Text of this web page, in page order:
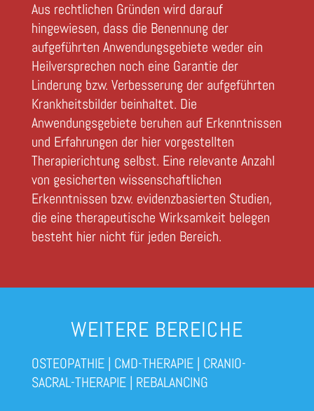
Aus rechtlichen Gründen wird darauf
hingewiesen, dass die Benennung der
aufgeführten Anwendungsgebiete weder ein
Heilversprechen noch eine Garantie der
Linderung bzw. Verbesserung der aufgeführten
Krankheitsbilder beinhaltet. Die
Anwendungsgebiete beruhen auf Erkenntnissen
und Erfahrungen der hier vorgestellten
Therapierichtung selbst. Eine relevante Anzahl
von gesicherten wissenschaftlichen
Erkenntnissen bzw. evidenzbasierten Studien,
die eine therapeutische Wirksamkeit belegen
besteht hier nicht für jeden Bereich.
WEITERE BEREICHE
OSTEOPATHIE| CMD-THERAPIE| CRANIO-
SACRAL-THERAPIE| REBALANCING